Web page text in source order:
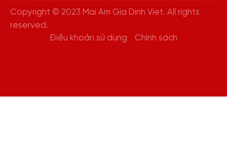
Copyright © 2023 Mai Am Gia Dinh Viet. All rights
reserved.
Điều khoản sử dụng
Chính sách